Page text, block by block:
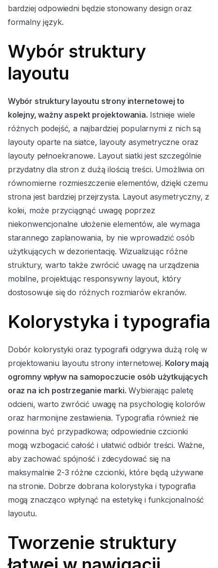
bardziej odpowiedni będzie stonowany design oraz
formalny język.
Wybór struktury
layoutu
Wybór struktury layoutu strony internetowej to
kolejny, ważny aspekt projektowania. Istnieje wiele
różnych podejść, a najbardziej popularnymi z nich są
layouty oparte na siatce, layouty asymetryczne oraz
layouty pełnoekranowe. Layout siatki jest szczególnie
przydatny dla stron z dużą ilością treści. Umożliwia on
równomierne rozmieszczenie elementów, dzięki czemu
strona jest bardziej przejrzysta. Layout asymetryczny, z
kolei, może przyciągnąć uwagę poprzez
niekonwencjonalne ułożenie elementów, ale wymaga
starannego zaplanowania, by nie wprowadzić osób
użytkujących w dezorientację. Wizualizując różne
struktury, warto także zwrócić uwagę na urządzenia
mobilne, projektując responsywny layout, który
dostosowuje się do różnych rozmiarów ekranów.
Kolorystyka i typografia
Dobór kolorystyki oraz typografii odgrywa dużą rolę w
projektowaniu layoutu strony internetowej. Kolory mają
ogromny wpływ na samopoczucie osób użytkujących
oraz na ich postrzeganie marki. Wybierając paletę
odcieni, warto zwrócić uwagę na psychologię kolorów
oraz harmonijne zestawienia. Typografia również nie
powinna być przypadkowa; odpowiednie czcionki
mogą wzbogacić całość i ułatwić odbiór treści. Ważne,
aby zachować spójność i zdecydować się na
maksymalnie 2-3 różne czcionki, które będą używane
na stronie. Dobrze dobrana kolorystyka i typografia
mogą znacząco wpłynąć na estetykę i funkcjonalność
layoutu.
Tworzenie struktury